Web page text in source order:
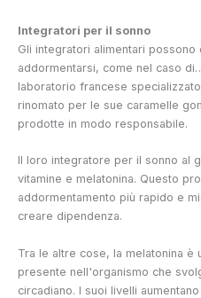
Integratori per il sonno
Gli integratori alimentari
addormentarsi, come nel caso
laboratorio francese
rinomato per le sue caramelle
prodotte in modo responsabile.
Il loro integratore per il sonno al
vitamine e melatonina. Questo
addormentamento più rapido e
creare dipendenza.
Tra le altre cose, la melatonina è
presente nell'organismo che
circadiano. I suoi livelli